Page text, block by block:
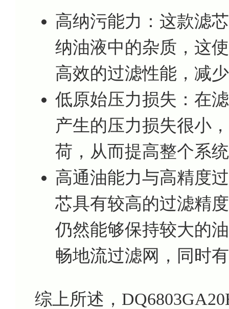
高纳污能力：这款滤
纳油液中的杂质，这
高效的过滤性能，减
低原始压力损失：在
产生的压力损失很小
荷，从而提高整个系
高通油能力与高精度
芯具有较高的过滤精
仍然能够保持较大的
畅地流过滤网，同时
综上所述，